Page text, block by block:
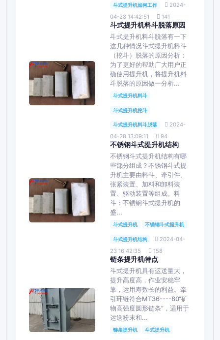
斗式提升机如何工作
2024-
04-28 14:42:51
141
斗式提升机料斗脱落原因
斗式提升机料斗脱落有一下
这几种情况斗式提升机料斗
（挖斗）脱落的原因分析：
为了更好的帮助广大用户正
确使用提升机，将提升机料
斗脱落的原因做一分析...
斗式提升机料斗
斗式提升机挖斗
斗式提升机料斗脱落
2024-
04-28 13:09:11
94
不锈钢斗式提升机结构
不锈钢斗式提升机结构有哪
些部分组成？不锈钢斗式提
升机主要由料斗、牵引件、
张紧装置、加料和卸料装
置、驱动装置等组成。料
斗：不锈钢斗式提升机的
盛...
斗式提升机 不锈钢斗式提升机
斗式提升机结构
2024-04-
23 16:42:35
158
链条提升机特点
斗式提升机具有运送量大，
提升高度高，作业安稳牢
靠，运用寿数长的利益。牵
引环链符合MT36----80“矿
物高强度圆形链条”，适用于
运送粉末和...
链条提升机 斗式提升机